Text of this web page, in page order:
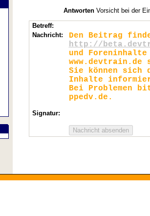
Antworten Vorsicht bei der
Betreff:
Nachricht:
Den Beitrag
http://
und
Sie können
Inhalte
Bei Problemen
ppedv.de.
Signatur: